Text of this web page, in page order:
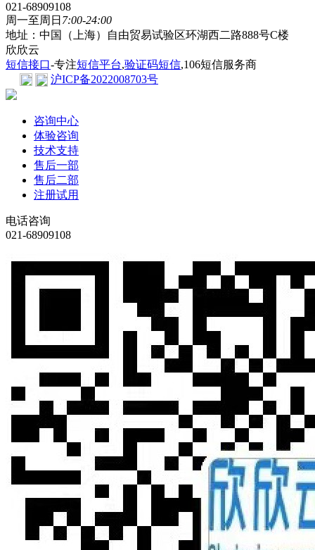
021-68909108
周一至周日 7:00-24:00
地址：中国（上海）自由贸易试验区环湖西二路888号C楼
欣欣云
短信接口-专注短信平台,验证码短信,106短信服务商
沪ICP备2022008703号
咨询中心
体验咨询
技术支持
售后一部
售后二部
注册试用
电话咨询
021-68909108